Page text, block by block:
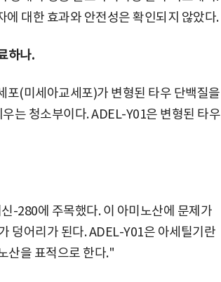
대한 효과와 안전성은 확인되지 않았다.
하나.
(미세아교세포)가 변형된 타우 단백질을
는 청소부이다. ADEL-Y01은 변형된 타우
-280에 주목했다. 이 아미노산에 문제가
덩어리가 된다. ADEL-Y01은 아세틸기란
산을 표적으로 한다."